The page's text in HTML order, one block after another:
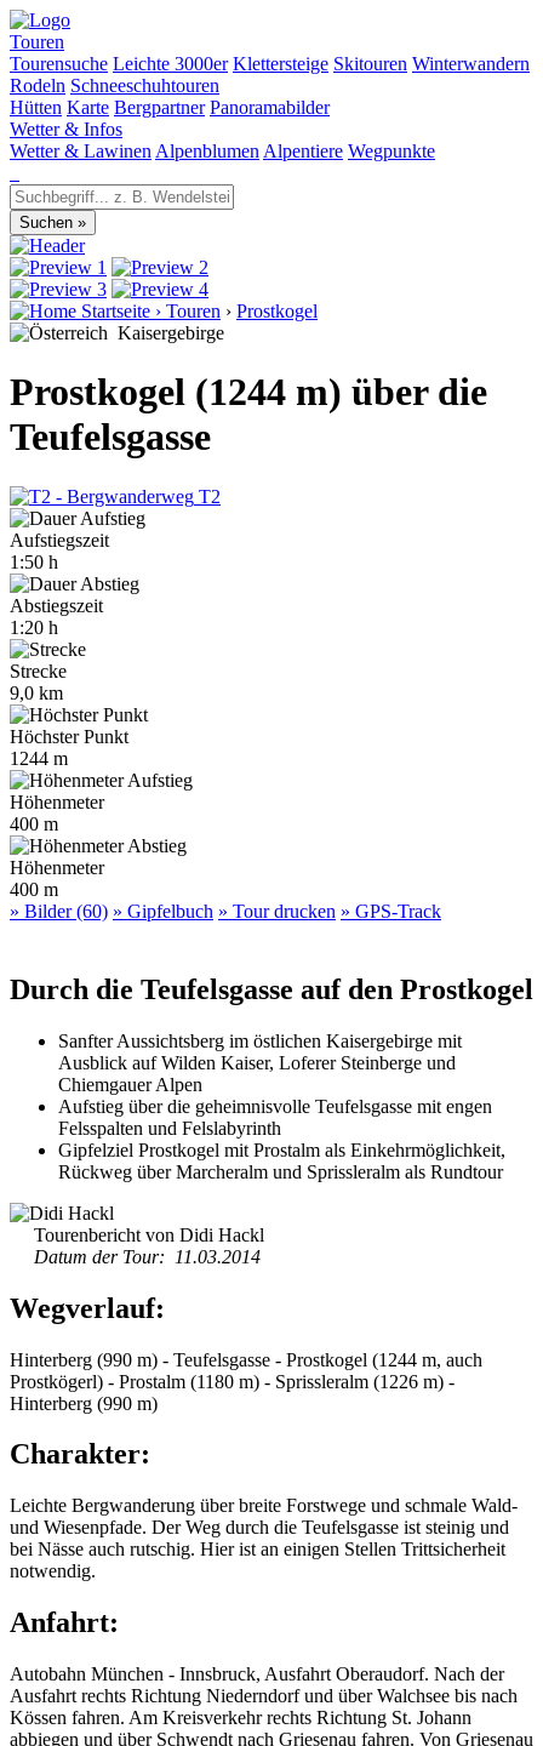
Touren
Tourensuche Leichte 3000er Klettersteige Skitouren Winterwandern
Rodeln Schneeschuhtouren
Hütten Karte Bergpartner Panoramabilder
Wetter & Infos
Wetter & Lawinen Alpenblumen Alpentiere Wegpunkte
Startseite › Touren › Prostkogel
Kaisergebirge
Prostkogel (1244 m) über die
Teufelsgasse
T2
Aufstiegszeit
1:50 h
Abstiegszeit
1:20 h
Strecke
9,0 km
Höchster Punkt
1244 m
Höhenmeter
400 m
Höhenmeter
400 m
» Bilder (60) » Gipfelbuch » Tour drucken » GPS-Track
Durch die Teufelsgasse auf den Prostkogel
Sanfter Aussichtsberg im östlichen Kaisergebirge mit
Ausblick auf Wilden Kaiser, Loferer Steinberge und
Chiemgauer Alpen
Aufstieg über die geheimnisvolle Teufelsgasse mit engen
Felsspalten und Felslabyrinth
Gipfelziel Prostkogel mit Prostalm als Einkehrmöglichkeit,
Rückweg über Marcheralm und Sprissleralm als Rundtour
Tourenbericht von Didi Hackl
Datum der Tour: 11.03.2014
Wegverlauf:
Hinterberg (990 m) - Teufelsgasse - Prostkogel (1244 m, auch
Prostkögerl) - Prostalm (1180 m) - Sprissleralm (1226 m) -
Hinterberg (990 m)
Charakter:
Leichte Bergwanderung über breite Forstwege und schmale Wald-
und Wiesenpfade. Der Weg durch die Teufelsgasse ist steinig und
bei Nässe auch rutschig. Hier ist an einigen Stellen Trittsicherheit
notwendig.
Anfahrt:
Autobahn München - Innsbruck, Ausfahrt Oberaudorf. Nach der
Ausfahrt rechts Richtung Niederndorf und über Walchsee bis nach
Kössen fahren. Am Kreisverkehr rechts Richtung St. Johann
abbiegen und über Schwendt nach Griesenau fahren. Von Griesenau